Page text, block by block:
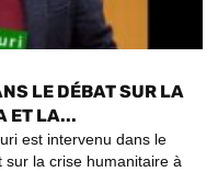
LE DÉBAT SUR LA
ET LA...
est intervenu dans le
la crise humanitaire à